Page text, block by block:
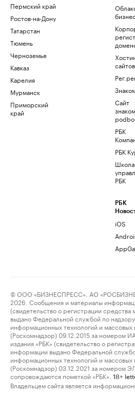
Пермский край
Ростов-на-Дону
Татарстан
Тюмень
Черноземье
Кавказ
Карелия
Мурманск
Приморский
край
сайтов
Сайт
РБК
РБК
Школа
РБК
РБК
iOS
© ООО «БИЗНЕСПРЕСС», АО
2026. Сообщения и материалы
(свидетельство о регистрации
выдано Федеральной службой по
информационных технологий и массовых
(Роскомнадзор) 09.12.2015 за номером
издания «РБК» (свидетельство о
информации выдано Федеральной
информационных технологий и массовых
(Роскомнадзор) 03.12.2021 за номером
сопровождаются пометкой «РБК».
18+
Владельцем сайта является